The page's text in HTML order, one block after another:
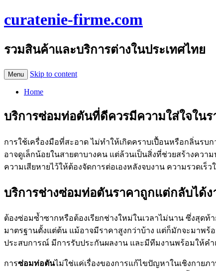
curatenie-firme.com
รวมสินค้าและบริการต่างในประเทศไทย
Menu Skip to content
Home
บริการซ่อมท่อตันที่ดีควรมีความใส่ใจในร
การใช้เครื่องมือที่สะอาด ไม่ทำให้เกิดคราบเปื้อนหรือกลิ่นร
อาจดูเล็กน้อยในสายตาบางคน แต่ล้วนเป็นสิ่งที่ช่วยสร้างควา
ความเสียหายไว้ให้ต้องจัดการต่อเองหลังจบงาน ความรวด
บริการช่างซ่อมท่อตันราคาถูกแต่กลับได้
ต้องซ่อมซ้ำซากหรือต้องเรียกช่างใหม่ในเวลาไม่นาน ซึ่งสุด
มาตรฐานตั้งแต่ต้น แม้อาจมีราคาสูงกว่าบ้าง แต่ก็มักจะมาพ
ประสบการณ์ มีการรับประกันผลงาน และมีทีมงานพร้อมให้ค
การซ่อมท่อตันไม่ใช่แค่เรื่องของการแก้ไขปัญหาในเชิงกาย